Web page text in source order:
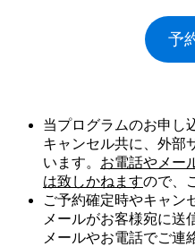
予
当プログラムのお申し
キャンセル共に、外部
います。 お電話やメー
は致しかねますので、
ご予約確定時やキャン
メールがお客様宛に送
メールやお電話でご連